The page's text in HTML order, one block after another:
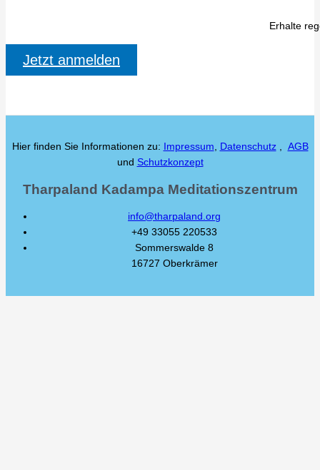
Erhalte
Jetzt anmelden
Hier finden Sie Informationen zu: Impressum, Datenschutz, AGB
und Schutzkonzept
Tharpaland Kadampa Meditationszentrum
info@tharpaland.org
+49 33055 220533
Sommerswalde 8
16727 Oberkrämer